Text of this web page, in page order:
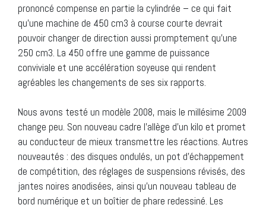
prononcé compense en partie la cylindrée – ce qui fait
qu’une machine de 450 cm3 à course courte devrait
pouvoir changer de direction aussi promptement qu’une
250 cm3. La 450 offre une gamme de puissance
conviviale et une accélération soyeuse qui rendent
agréables les changements de ses six rapports.
Nous avons testé un modèle 2008, mais le millésime 2009
change peu. Son nouveau cadre l’allège d’un kilo et promet
au conducteur de mieux transmettre les réactions. Autres
nouveautés : des disques ondulés, un pot d’échappement
de compétition, des réglages de suspensions révisés, des
jantes noires anodisées, ainsi qu’un nouveau tableau de
bord numérique et un boîtier de phare redessiné. Les